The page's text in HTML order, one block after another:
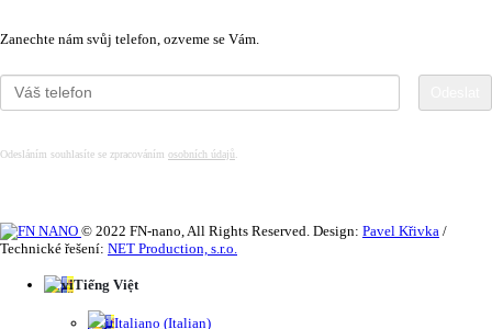
Zanechte nám svůj telefon, ozveme se Vám.
Odesláním souhlasíte se zpracováním osobních údajů
© 2022 FN-nano, All Rights Reserved. Design: Pavel Křivka /
Technické řešení: NET Production, s.r.o.
Tiếng Việt
Italiano (Italian)